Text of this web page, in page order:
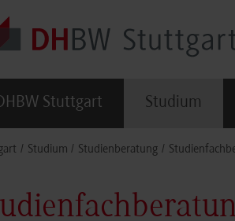
Stuttgart Studium
Studium Studienberatung